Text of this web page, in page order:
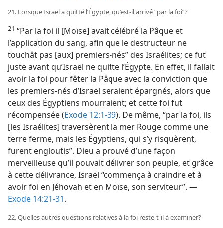
21. Lorsque Israël a quitté l’Égypte, qu’est-​il arrivé “par la foi”?
21 “Par la foi il [Moïse] avait célébré la Pâque et
l’application du sang, afin que le destructeur ne
touchât pas [aux] premiers-nés” des Israélites; ce fut
juste avant qu’Israël ne quitte l’Égypte. En effet, il fallait
avoir la foi pour fêter la Pâque avec la conviction que
les premiers-nés d’Israël seraient épargnés, alors que
ceux des Égyptiens mourraient; et cette foi fut
récompensée (Exode 12:1-39). De même, “par la foi, ils
[les Israélites] traversèrent la mer Rouge comme une
terre ferme, mais les Égyptiens, qui s’y risquèrent,
furent engloutis”. Dieu a prouvé d’une façon
merveilleuse qu’il pouvait délivrer son peuple, et grâce
à cette délivrance, Israël “commença à craindre et à
avoir foi en Jéhovah et en Moïse, son serviteur”. —
Exode 14:21-31.
22. Quelles autres questions relatives à la foi reste-​t-​il à examiner?